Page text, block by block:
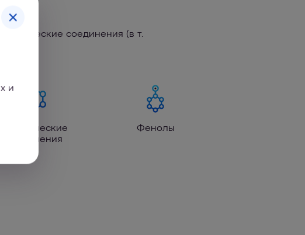
соединения (в т.
Органические
соединения
Фенолы
и